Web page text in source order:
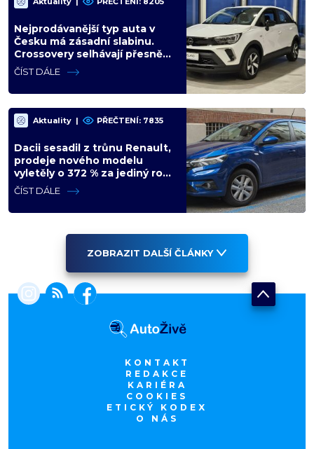
Nejprodávanější typ auta v
Česku má zásadní slabinu.
Crossovery selhávají přesně
tam, kde mají být nejsilnější
ČÍST DÁLE
Aktuality | PŘEČTENÍ: 7835
Dacii sesadil z trůnu Renault,
prodeje nového modelu
vyletěly o 372 % za jediný rok.
Češi ale jedou svojí pohádku
ČÍST DÁLE
ZOBRAZIT DALŠÍ ČLÁNKY
KONTAKT
REDAKCE
KARIÉRA
COOKIES
ETICKÝ KODEX
O NÁS